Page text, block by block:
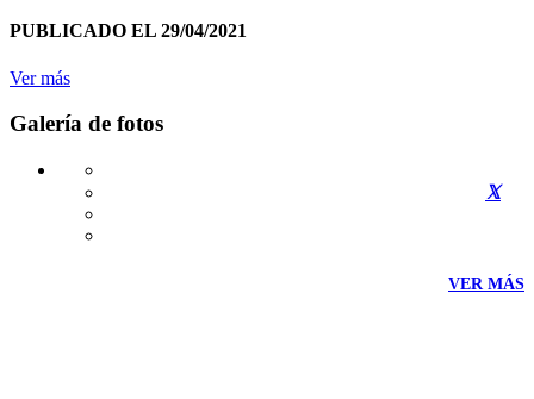
PUBLICADO EL 29/04/2021
Ver más
Galería de fotos
VER MÁS